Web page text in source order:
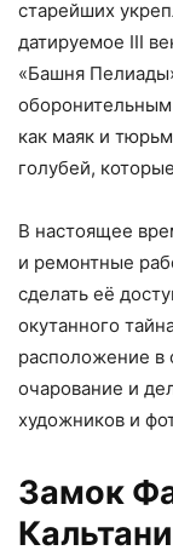
старейших
датируемое III
«Башня
оборонительным
как маяк и
голубей,
В настоящее
и ремонтные
сделать её
окутанного
расположение в
очарование и
художников и
Замок